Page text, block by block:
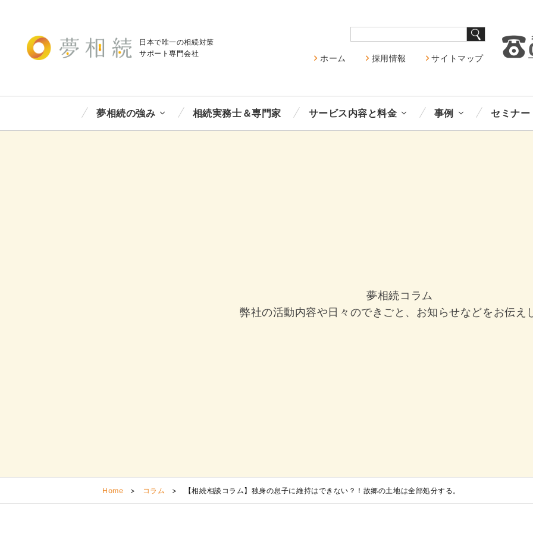
日本で唯一の相続対策
サポート専門会社 ホーム 採用情報 サイトマップ
夢相続の強み 相続実務士＆専門家 サービス内容と料金 事例 セミナー
夢相続コラム
弊社の活動内容や日々のできごと、お知らせなどをお伝え
Home > コラム > 【相続相談コラム】独身の息子に維持はできない？！故郷の土地は全部処分する。